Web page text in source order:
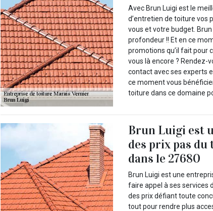
Avec Brun Luigi est le
d’entretien de toiture vos
vous et votre budget.
profondeur !! Et en ce
promotions qu’il fait pour
vous là encore ? Rendez-
contact avec ses experts
ce moment vous
toiture dans ce domaine
Brun Luigi est
des prix pas
dans le 27680
Brun Luigi est une
faire appel à ses services
des prix défiant toute
tout pour rendre plus